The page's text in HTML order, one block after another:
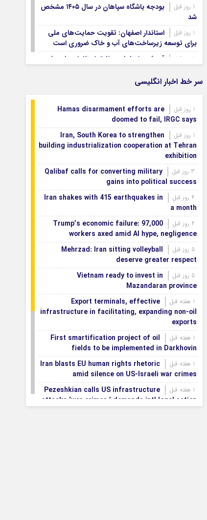
بودجه باشگاه سپاهان در سال ۱۴۰۵ مشخص
شد
استاندار اصفهان: تقویت حمایت‌های ملی
برای توسعه زیرساخت‌های آب و خاک ضروری است
آب شرب اصفهان مطابق استانداردهای ملی
1 روز قبل
شورای علمی بنیاد نخبگان اصفهان با
شتاب‌بخشی به احداث شهرک تخصصی
پوشاک اصفهان
سر خط اخبار انگلیسی
Hamas disarmament efforts are
doomed to fail, IRGC says
Iran, South Korea to strengthen
building industrialization cooperation at Tehran
exhibition
Qalibaf calls for converting military
gains into political success
Iran shakes with 415 earthquakes in
a month
Trump’s economic failure: 97,000
workers axed amid AI hype, negligence
Mehrzad: Iran sitting volleyball
deserve greater respect
Vietnam ready to invest in
Mazandaran province
Export terminals, effective
infrastructure in facilitating, expanding non-oil
exports
First smartification project of oil
fields to be implemented in Darkhovin
Iran blasts EU human rights rhetoric
amid silence on US-Israeli war crimes
Pezeshkian calls US infrastructure
attacks ‘war crimes,’ demands intl legal action